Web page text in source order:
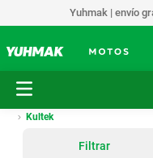
Yuhmak | envío
Kultek
Filtrar